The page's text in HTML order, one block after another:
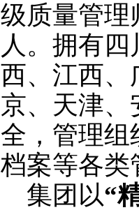
级质量管理
人。拥有
西、江西、
京、 天津、
全，管理组
档案等各类
集团以“